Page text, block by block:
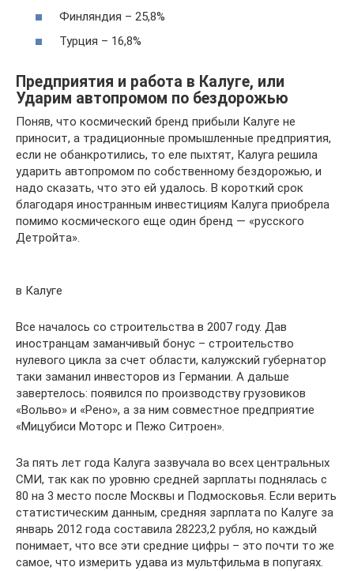
Финляндия – 25,8%
Турция – 16,8%
Предприятия и работа в Калуге, или
Ударим автопромом по бездорожью
Поняв, что космический бренд прибыли Калуге не
приносит, а традиционные промышленные предприятия,
если не обанкротились, то еле пыхтят, Калуга решила
ударить автопромом по собственному бездорожью, и
надо сказать, что это ей удалось. В короткий срок
благодаря иностранным инвестициям Калуга приобрела
помимо космического еще один бренд — «русского
Детройта».
в Калуге
Все началось со строительства в 2007 году. Дав
иностранцам заманчивый бонус – строительство
нулевого цикла за счет области, калужский губернатор
таки заманил инвесторов из Германии. А дальше
завертелось: появился по производству грузовиков
«Вольво» и «Рено», а за ним совместное предприятие
«Мицубиси Моторс и Пежо Ситроен».
За пять лет года Калуга зазвучала во всех центральных
СМИ, так как по уровню средней зарплаты поднялась с
80 на 3 место после Москвы и Подмосковья. Если верить
статистическим данным, средняя зарплата по Калуге за
январь 2012 года составила 28223,2 рубля, но каждый
понимает, что все эти средние цифры – это почти то же
самое, что измерить удава из мультфильма в попугаях.